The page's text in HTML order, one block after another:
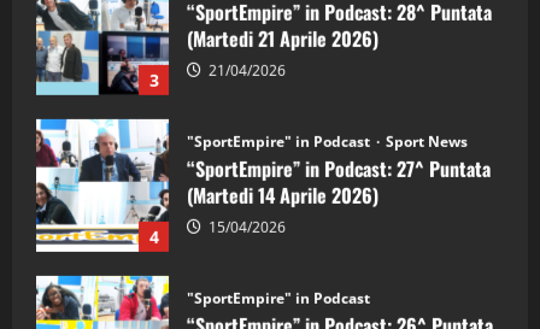
3 21/04/2026
4
"SportEmpire" in Podcast
(Martedi 14 Aprile 2026)
15/04/2026
"SportEmpire" in Podcast
(Martedi 07 Aprile 2026)